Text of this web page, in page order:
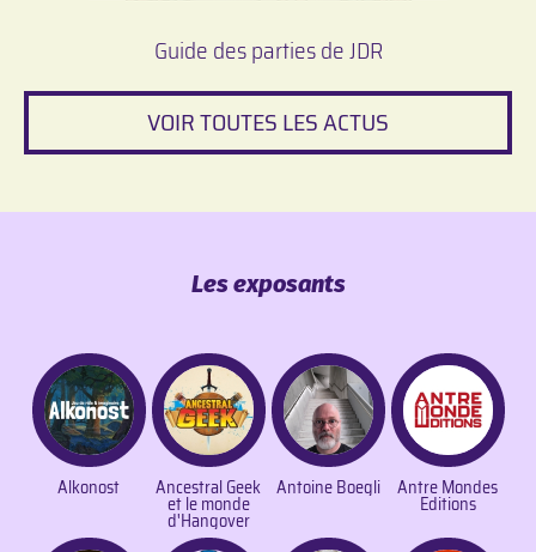
Guide des parties de JDR
VOIR TOUTES LES ACTUS
Les exposants
Alkonost Ancestral Geek
et le monde
d'Hangover
Antoine Boegli Antre Mondes
Editions